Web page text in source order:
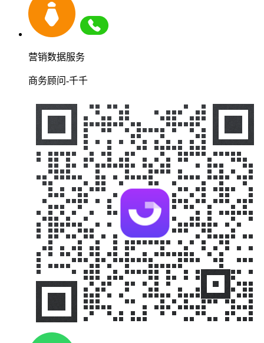
营销数据服务
商务顾问-千千